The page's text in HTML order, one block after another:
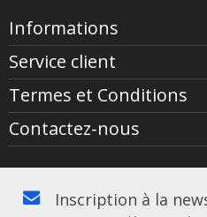
Informations
Service client
Termes et Conditions
Contactez-nous
Inscription à la